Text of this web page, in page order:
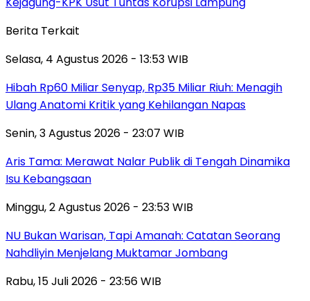
Berita Terkait
Selasa, 4 Agustus 2026 - 13:53 WIB
Hibah Rp60 Miliar Senyap, Rp35 Miliar Riuh: Menagih
Ulang Anatomi Kritik yang Kehilangan Napas
Senin, 3 Agustus 2026 - 23:07 WIB
Aris Tama: Merawat Nalar Publik di Tengah Dinamika
Isu Kebangsaan
Minggu, 2 Agustus 2026 - 23:53 WIB
NU Bukan Warisan, Tapi Amanah: Catatan Seorang
Nahdliyin Menjelang Muktamar Jombang
Rabu, 15 Juli 2026 - 23:56 WIB